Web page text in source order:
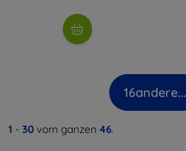
16andere...
1 - 30 vom ganzen 46.